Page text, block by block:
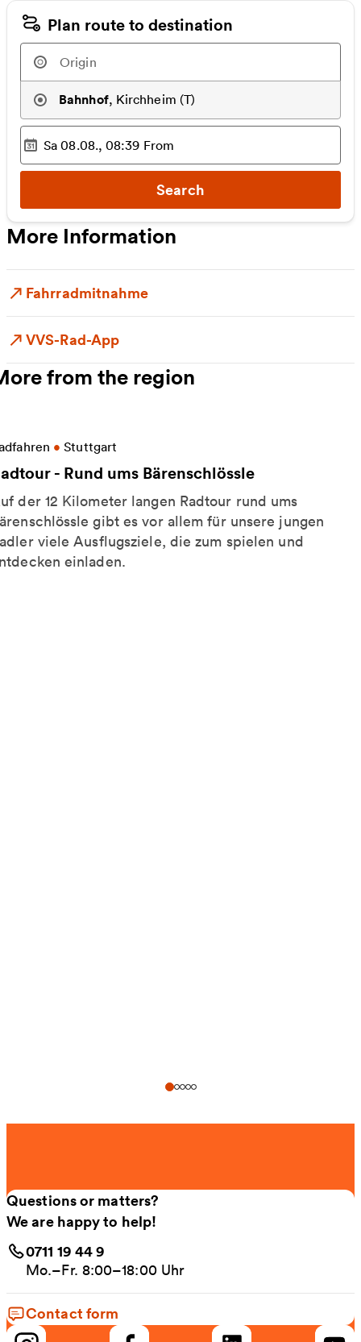
Plan route to destination
Bahnhof, Kirchheim (T)
Selected time :
Sa 08.08., 08:39 From
Search
More Information
Fahrradmitnahme
VVS-Rad-App
from the region
• Stuttgart
- Rund ums Bärenschlössle
der 12 Kilometer langen Radtour rund ums
gibt es vor allem für unsere jungen
viele Ausflugsziele, die zum spielen und
einladen.
information on Radtour - Rund ums
Questions or matters?
We are happy to help!
0711 19 44 9
Mo.–Fr. 8:00–18:00 Uhr
Contact form